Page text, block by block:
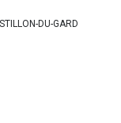
DU-GARD